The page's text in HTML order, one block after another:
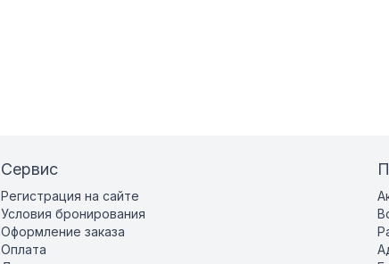
Сервис
Регистрация на сайте
Условия бронирования
Оформление заказа
Оплата